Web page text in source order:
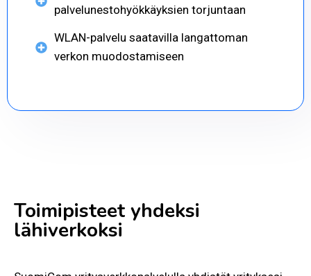
palvelunestohyökkäyksien torjuntaan
WLAN-palvelu saatavilla langattoman
verkon muodostamiseen
Toimipisteet yhdeksi
lähiverkoksi